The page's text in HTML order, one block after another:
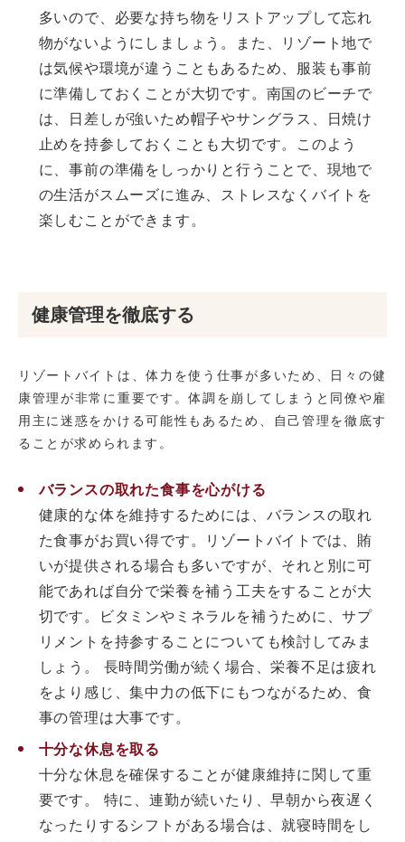
多いので、必要な持ち物をリストアップして忘れ
物がないようにしましょう。また、リゾート地で
は気候や環境が違うこともあるため、服装も事前
に準備しておくことが大切です。南国のビーチで
は、日差しが強いため帽子やサングラス、日焼け
止めを持参しておくことも大切です。このよう
に、事前の準備をしっかりと行うことで、現地で
の生活がスムーズに進み、ストレスなくバイトを
楽しむことができます。
健康管理を徹底する
リゾートバイトは、体力を使う仕事が多いため、日々の健
康管理が非常に重要です。体調を崩してしまうと同僚や雇
用主に迷惑をかける可能性もあるため、自己管理を徹底す
ることが求められます。
バランスの取れた食事を心がける
健康的な体を維持するためには、バランスの取れ
た食事がお買い得です。リゾートバイトでは、賄
いが提供される場合も多いですが、それと別に可
能であれば自分で栄養を補う工夫をすることが大
切です。ビタミンやミネラルを補うために、サプ
リメントを持参することについても検討してみま
しょう。 長時間労働が続く場合、栄養不足は疲れ
をより感じ、集中力の低下にもつながるため、食
事の管理は大事です。
十分な休息を取る
十分な休息を確保することが健康維持に関して重
要です。 特に、連勤が続いたり、早朝から夜遅く
なったりするシフトがある場合は、就寝時間をし